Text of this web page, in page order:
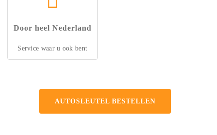
Door heel Nederland
Service waar u ook bent
AUTOSLEUTEL BESTELLEN